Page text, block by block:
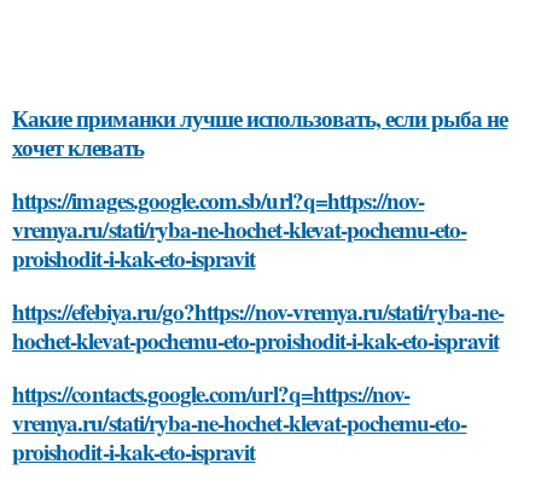
Какие приманки лучше использовать, если рыба не
хочет клевать
https://images.google.com.sb/url?q=https://nov-
vremya.ru/stati/ryba-ne-hochet-klevat-pochemu-eto-
proishodit-i-kak-eto-ispravit
https://efebiya.ru/go?https://nov-vremya.ru/stati/ryba-ne-
hochet-klevat-pochemu-eto-proishodit-i-kak-eto-ispravit
https://contacts.google.com/url?q=https://nov-
vremya.ru/stati/ryba-ne-hochet-klevat-pochemu-eto-
proishodit-i-kak-eto-ispravit